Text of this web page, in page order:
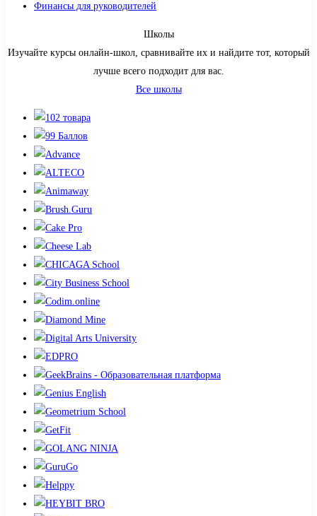
Финансы для руководителей
Школы
Изучайте курсы онлайн-школ, сравнивайте их и найдите тот, который
лучше всего подходит для вас.
Все школы